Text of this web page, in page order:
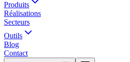
Produits
Réalisations
Secteurs
Outils
Blog
Contact